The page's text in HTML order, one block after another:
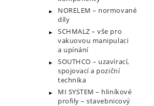
NORELEM – normované
díly
SCHMALZ – vše pro
vakuovou manipulaci
a upínání
SOUTHCO – uzavírací,
spojovací a poziční
technika
MI SYSTEM – hliníkové
profily – stavebnicový